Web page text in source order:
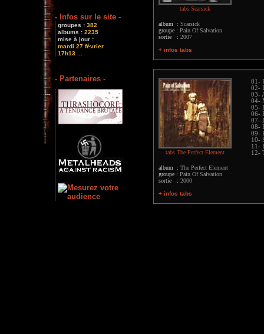
- Infos sur le site -
groupes : 382
albums : 2235
mise à jour :
mardi 27 février
17h13 ...
- Partenaires -
tabs Scarsick
album : Scarsick
groupe : Pain Of Salvation
sortie : 2007
+ infos tabs
tabs The Perfect Element
album : The Perfect Element
groupe : Pain Of Salvation
sortie : 2000
+ infos tabs
01-
02-
03-
04-
05-
06-
07-
08-
09-
10-
11-
12-